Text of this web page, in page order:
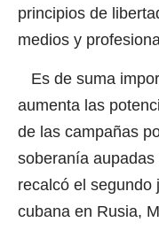
principios de
medios y
Es de suma
aumenta las
de las campañas
soberanía
recalcó el segundo
cubana en Rusia,